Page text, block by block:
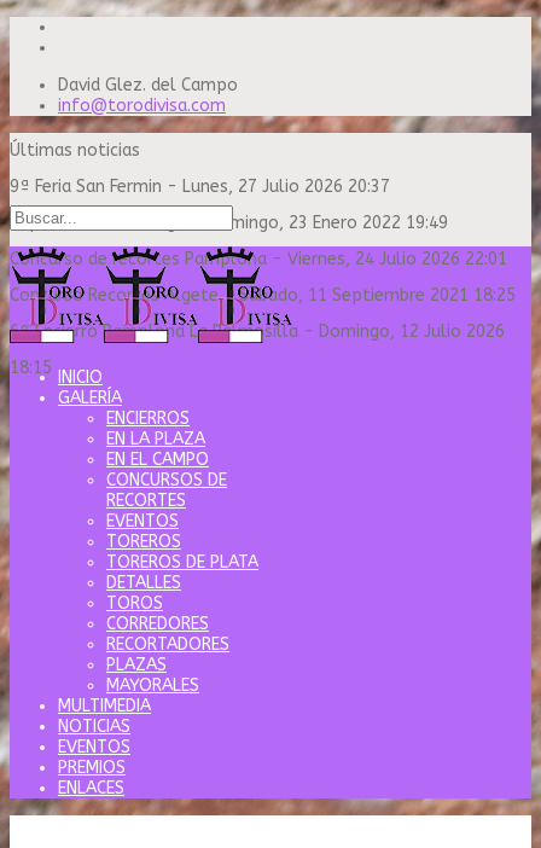
David Glez. del Campo
info@torodivisa.com
Últimas noticias
9ª Feria San Fermin - Lunes, 27 Julio 2026 20:37
Capea Sanse Domingo
Domingo, 23 Enero 2022 19:49
Concurso de recortes Pamplona - Viernes, 24 Julio 2026 22:01
Concurso Recortes Algete-Sábado, 11 Septiembre 2021 18:25
6º Encierro Pamplona La Palmosilla - Domingo, 12 Julio 2026
18:15
INICIO
GALERÍA
ENCIERROS
EN LA PLAZA
EN EL CAMPO
CONCURSOS DE
RECORTES
EVENTOS
TOREROS
TOREROS DE PLATA
DETALLES
TOROS
CORREDORES
RECORTADORES
PLAZAS
MAYORALES
MULTIMEDIA
NOTICIAS
EVENTOS
PREMIOS
ENLACES